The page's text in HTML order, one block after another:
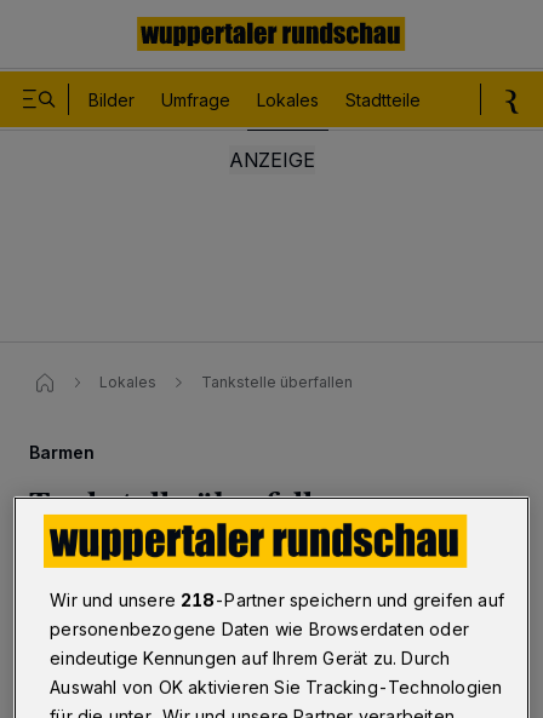
Bilder Umfrage Lokales Stadtteile
Lokales Tankstelle überfallen
Barmen
Tankstelle überfallen
Wuppertal·Zwei unbekannte Täter haben am
Samstag (10. März 2018) gegen 23 Uhr eine
Tankstelle auf der Schützenstraße überfallen.
Wir und unsere 218-Partner speichern und greifen auf
personenbezogene Daten wie Browserdaten oder
eindeutige Kennungen auf Ihrem Gerät zu. Durch
Auswahl von OK aktivieren Sie Tracking-Technologien